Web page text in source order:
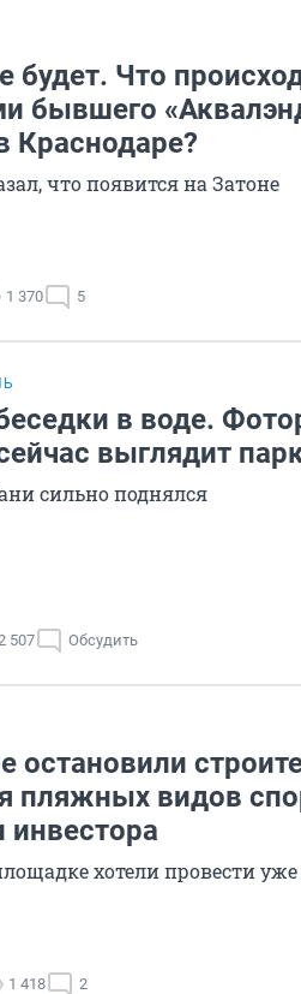
будет. Что
бывшего
Краснодаре?
что появится на Затоне
1 370 5
в воде.
выглядит
сильно поднялся
507 Обсудить
остановили
пляжных видов
инвестора
хотели провести уже
1 418 2